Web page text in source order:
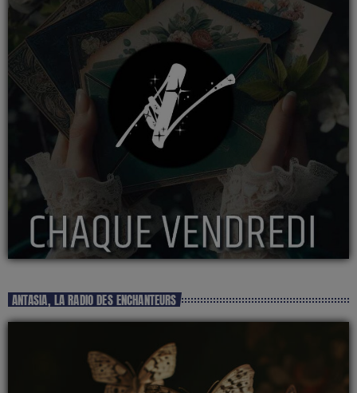
ANTASIA, LA RADIO DES ENCHANTEURS